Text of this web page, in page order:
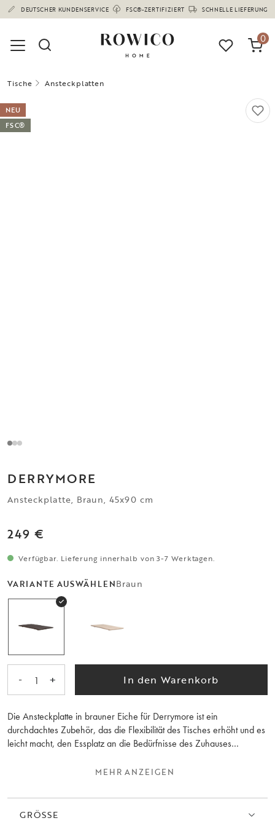
DEUTSCHER KUNDENSERVICE FSC®-ZERTIFIZIERT SCHNELLE LIEFERUNG
(1672)
0
Tische Ansteckplatten
NEU
FSC®
DERRYMORE
Ansteckplatte, Braun, 45x90 cm
249 €
Verfügbar. Lieferung innerhalb von 3-7 Werktagen.
VARIANTE AUSWÄHLENBraun
- 1 + In den Warenkorb
Die Ansteckplatte in brauner Eiche für Derrymore ist ein
durchdachtes Zubehör, das die Flexibilität des Tisches erhöht und es
leicht macht, den Essplatz an die Bedürfnisse des Zuhauses
Eiche, passt sie perfekt zum Ausdruck des Tisches, sowohl in
wird Derrymore sowohl großzügig als auch praktisch, ohne
Kompromisse bei Stabilität oder Ästhetik.
MEHR ANZEIGEN
GRÖSSE